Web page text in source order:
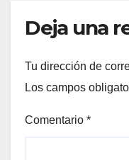
Deja una
Tu dirección de
Los campos
Comentario *